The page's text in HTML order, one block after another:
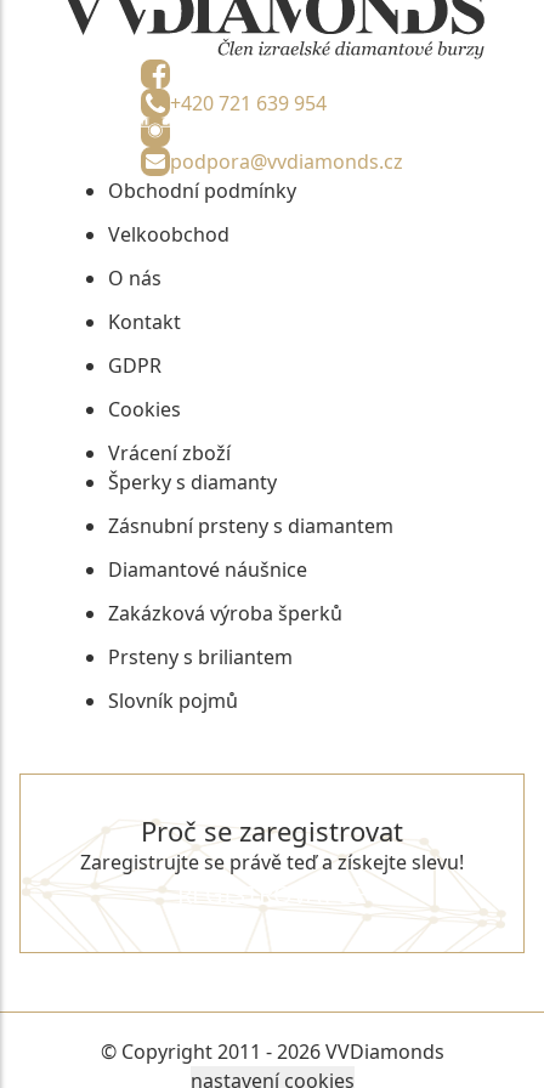
+420 721 639 954
podpora@vvdiamonds.cz
Obchodní podmínky
Velkoobchod
O nás
Kontakt
GDPR
Cookies
Vrácení zboží
Šperky s diamanty
Zásnubní prsteny s diamantem
Diamantové náušnice
Zakázková výroba šperků
Prsteny s briliantem
Slovník pojmů
Proč se zaregistrovat
Zaregistrujte se právě teď a získejte slevu!
REGISTROVAT SE
© Copyright 2011 - 2026 VVDiamonds
nastavení cookies